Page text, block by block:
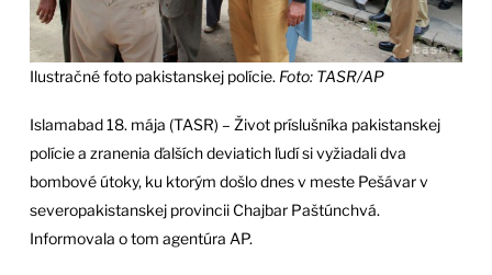
Ilustračné foto pakistanskej polície. Foto: TASR/AP
Islamabad 18. mája (TASR) – Život príslušníka pakistanskej
polície a zranenia ďalších deviatich ľudí si vyžiadali dva
bombové útoky, ku ktorým došlo dnes v meste Pešávar v
severopakistanskej provincii Chajbar Paštúnchvá.
Informovala o tom agentúra AP.